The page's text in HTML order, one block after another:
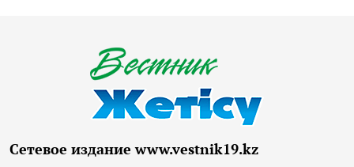
Сетевое издание www.vestnik19.kz